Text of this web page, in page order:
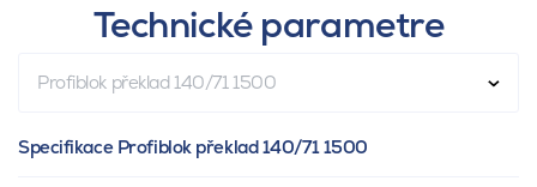
Technické parametre
Profiblok překlad 140/71 1500
Specifikace Profiblok překlad 140/71 1500